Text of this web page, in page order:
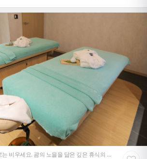
비우세요. 괌의 노을을 닮은 깊은 휴식의 시